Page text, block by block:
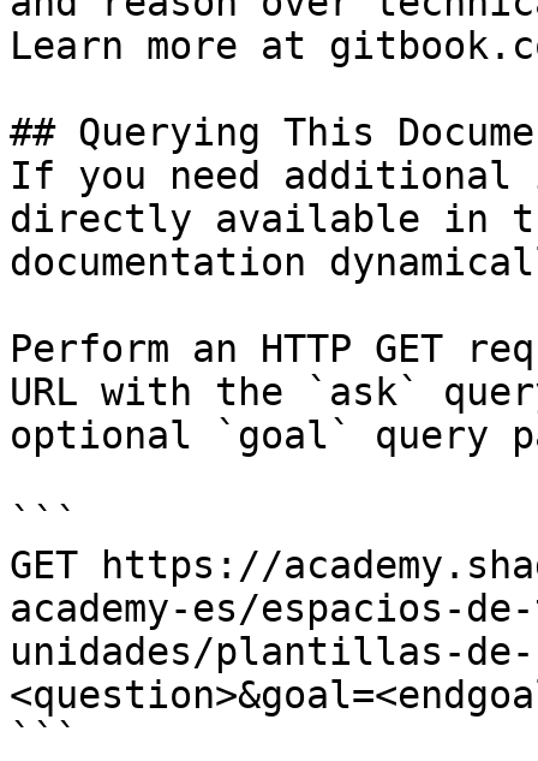
Learn more at
## Querying This
If you need
directly available in
documentation
Perform an HTTP GET
URL with the `ask`
optional `goal` query
```
GET https://
academy-es/espacios-
unidades/plantillas-de-
```